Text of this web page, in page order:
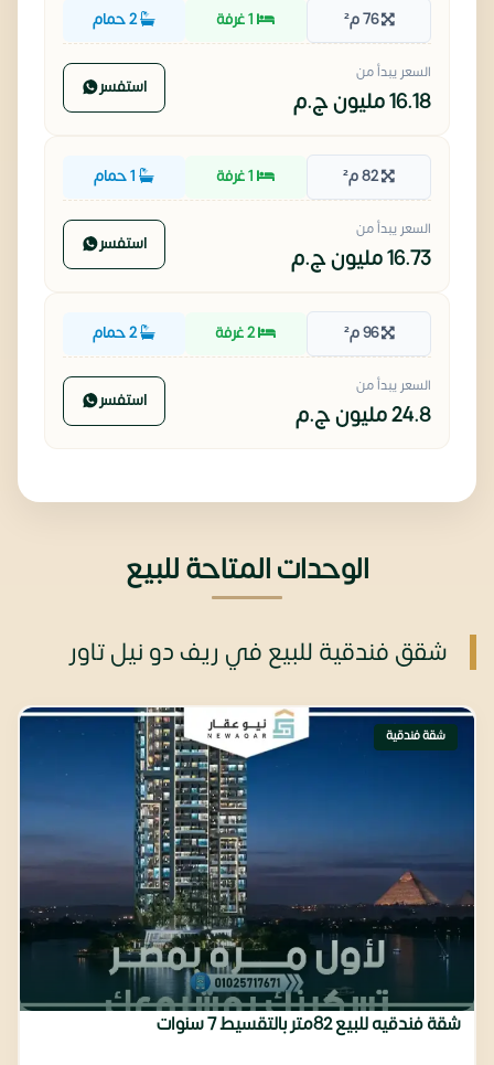
76 م² 1 غرفة 2 حمام
السعر يبدأ من
16.18 مليون ج.م استفسر
82 م² 1 غرفة
السعر يبدأ من
16.73 مليون ج.م استفسر
96 م² 2 غرفة 2 حمام
السعر يبدأ من
24.8 مليون ج.م استفسر
الوحدات المتاحة للبيع
شقق فندقية للبيع في ريف دو نيل تاور
شقة فندقية
شقة فندقيه للبيع 82متر بالتقسيط 7 سنوات